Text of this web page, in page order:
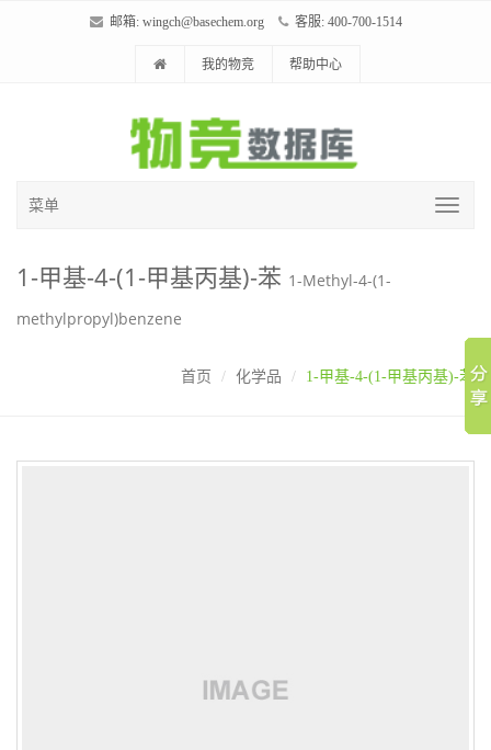
邮箱: wingch@basechem.org 客服: 400-700-1514
我的物竞 帮助中心
菜单
1-甲基-4-(1-甲基丙基)-苯 1-Methyl-4-(1-
methylpropyl)benzene
首页 化学品 1-甲基-4-(1-甲基丙基)-苯